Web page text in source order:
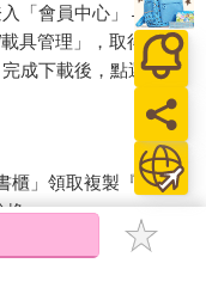
入「會員中心」→「我
具管理」，取得通行
成下載後，點選任一
櫃」領取複製『兌換
換。
書僅能以金石堂專屬